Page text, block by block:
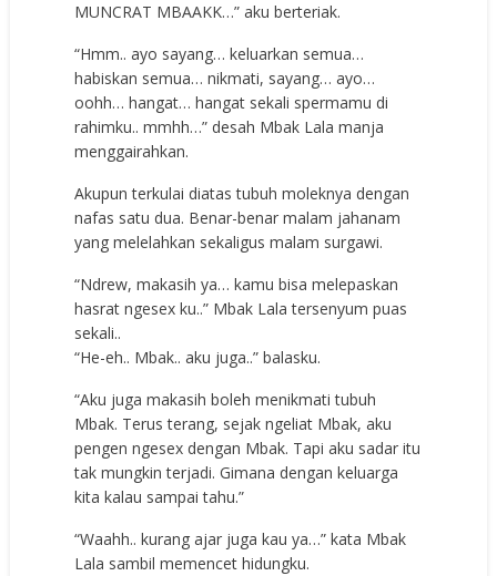
MUNCRAT MBAAKK…” aku berteriak.
“Hmm.. ayo sayang… keluarkan semua…
habiskan semua… nikmati, sayang… ayo…
oohh… hangat… hangat sekali spermamu di
rahimku.. mmhh…” desah Mbak Lala manja
menggairahkan.
Akupun terkulai diatas tubuh moleknya dengan
nafas satu dua. Benar-benar malam jahanam
yang melelahkan sekaligus malam surgawi.
“Ndrew, makasih ya… kamu bisa melepaskan
hasrat ngesex ku..” Mbak Lala tersenyum puas
sekali..
“He-eh.. Mbak.. aku juga..” balasku.
“Aku juga makasih boleh menikmati tubuh
Mbak. Terus terang, sejak ngeliat Mbak, aku
pengen ngesex dengan Mbak. Tapi aku sadar itu
tak mungkin terjadi. Gimana dengan keluarga
kita kalau sampai tahu.”
“Waahh.. kurang ajar juga kau ya…” kata Mbak
Lala sambil memencet hidungku.